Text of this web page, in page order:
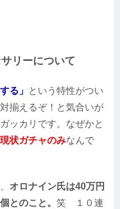
リーについて
る」 という特性がつい
揃えるぞ！と気合いが
ッカリです。なぜかと
状ガチャのみなんで
オロナイン氏は40万円
とのこと。 笑 １０連